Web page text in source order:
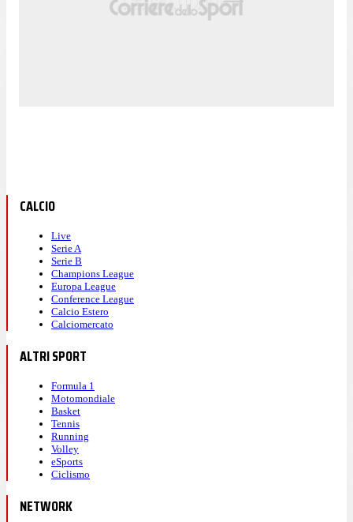
CALCIO
Live
Serie A
Serie B
Champions League
Europa League
Conference League
Calcio Estero
Calciomercato
ALTRI SPORT
Formula 1
Motomondiale
Basket
Tennis
Running
Volley
eSports
Ciclismo
NETWORK